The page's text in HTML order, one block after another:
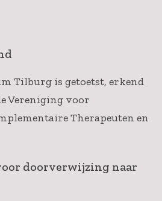
Tilburg is getoetst, erkend
Vereniging voor
Therapeuten en
doorverwijzing naar